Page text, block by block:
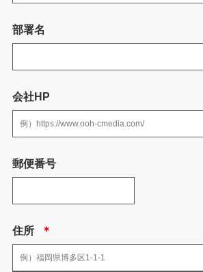
弊社の業務の全部または一部を外部に業務委託する
4.個人情報を提供される事の任
る可能性がありますので予めご了承ください。
当社の加入する認定個人情報保護団体はありません
部署名
会社HP
郵便番号
住所 ＊